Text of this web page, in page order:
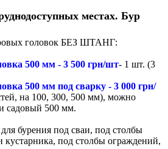
местах. Бур
головок БЕЗ ШТАНГ:
500 мм - 3 500 грн/шт- 1 шт. (3
500 мм под сварку - 3 000 грн/
на 100, 300, 500 мм), можно
садовый 500 мм.
бурения под сваи, под столбы
под столбы ограждений,